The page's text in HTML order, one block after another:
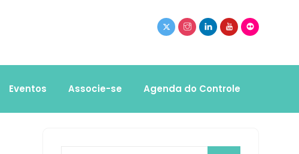
Eventos Associe-se Agenda do Controle